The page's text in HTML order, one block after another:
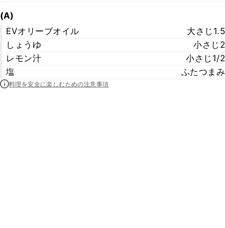
(A)
EVオリーブオイル
大さじ1.5
しょうゆ
小さじ2
レモン汁
小さじ1/2
塩
ふたつまみ
料理を安全に楽しむための注意事項